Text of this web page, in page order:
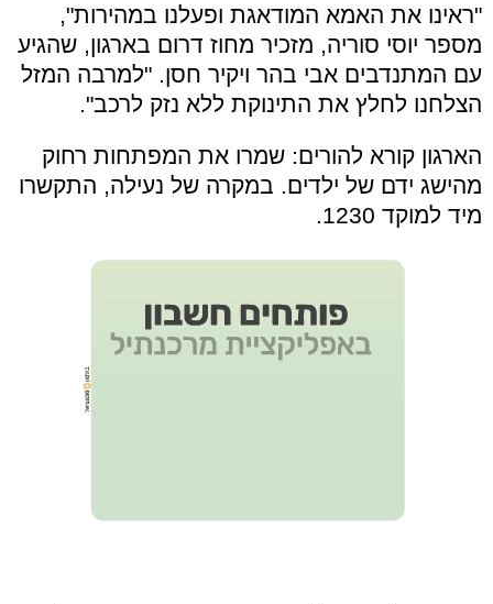
"ראינו את האמא המודאגת ופעלנו במהירות",
מספר יוסי סוריה, מזכיר מחוז דרום בארגון, שהגיע
עם המתנדבים אבי בהר ויקיר חסן. "למרבה המזל
הצלחנו לחלץ את התינוקת ללא נזק לרכב".
הארגון קורא להורים: שמרו את המפתחות רחוק
מהישג ידם של ילדים. במקרה של נעילה, התקשרו
מיד למוקד 1230.